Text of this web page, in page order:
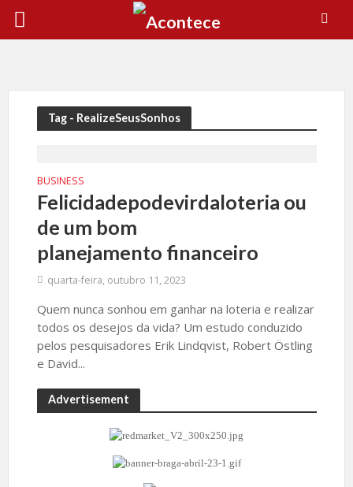
Tag - RealizeSeusSonhos
BUSINESS
Felicidadepodevirdaloteria ou
de um bom
planejamento financeiro
quarta-feira, outubro 11, 2023
Quem nunca sonhou em ganhar na loteria e realizar
todos os desejos da vida? Um estudo conduzido
pelos pesquisadores Erik Lindqvist, Robert Östling
e David...
Advertisement